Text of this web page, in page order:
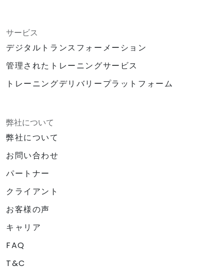
サービス
デジタルトランスフォーメーション
管理されたトレーニングサービス
トレーニングデリバリープラットフォーム
弊社について
弊社について
お問い合わせ
パートナー
クライアント
お客様の声
キャリア
FAQ
T&C